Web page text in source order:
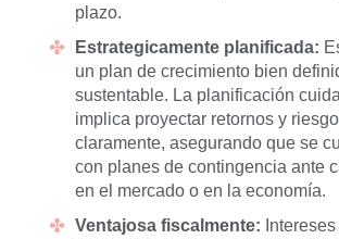
plazo.
Estrategicamente planificada:
un plan de crecimiento bien
sustentable. La planificación
implica proyectar retornos y
claramente, asegurando que se
con planes de contingencia ante
en el mercado o en la economía.
Ventajosa fiscalmente: Intereses